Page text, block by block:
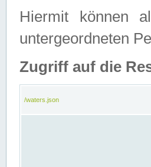
Hiermit können
untergeordneten
Zugriff auf die
/waters.json